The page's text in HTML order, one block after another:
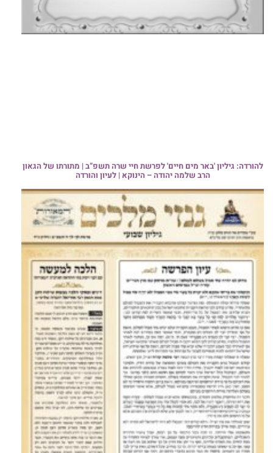
להורדה: גיליון 'באר מים חיים' לפרשת חיי שרה תשפ”ב | מתורתו של הגאון
הרב שלמה יהודה – הינוקא | לעיון והורדה